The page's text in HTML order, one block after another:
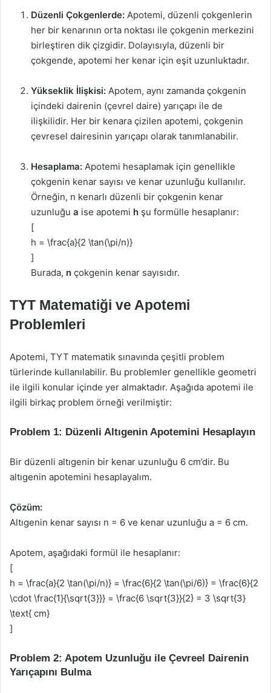
Düzenli Çokgenlerde: Apotemi, düzenli çokgenlerin
her bir kenarının orta noktası ile çokgenin merkezini
birleştiren dik çizgidir. Dolayısıyla, düzenli bir
çokgende, apotemi her kenar için eşit uzunluktadır.
Yükseklik İlişkisi: Apotem, aynı zamanda çokgenin
içindeki dairenin (çevrel daire) yarıçapı ile de
ilişkilidir. Her bir kenara çizilen apotemi, çokgenin
çevresel dairesinin yarıçapı olarak tanımlanabilir.
Hesaplama: Apotemi hesaplamak için genellikle
çokgenin kenar sayısı ve kenar uzunluğu kullanılır.
Örneğin, n kenarlı düzenli bir çokgenin kenar
uzunluğu a ise apotemi h şu formülle hesaplanır:
[
h = \frac{a}{2 \tan(\pi/n)}
]
Burada, n çokgenin kenar sayısıdır.
TYT Matematiği ve Apotemi
Problemleri
Apotemi, TYT matematik sınavında çeşitli problem
türlerinde kullanılabilir. Bu problemler genellikle geometri
ile ilgili konular içinde yer almaktadır. Aşağıda apotemi ile
ilgili birkaç problem örneği verilmiştir:
Problem 1: Düzenli Altıgenin Apotemini Hesaplayın
Bir düzenli altıgenin bir kenar uzunluğu 6 cm’dir. Bu
altıgenin apotemini hesaplayalım.
Çözüm:
Altıgenin kenar sayısı n = 6 ve kenar uzunluğu a = 6 cm.
Apotem, aşağıdaki formül ile hesaplanır:
[
h = \frac{a}{2 \tan(\pi/n)} = \frac{6}{2 \tan(\pi/6)} = \frac{6}{2
\cdot \frac{1}{\sqrt{3}}} = \frac{6 \sqrt{3}}{2} = 3 \sqrt{3}
\text{ cm}
]
Problem 2: Apotem Uzunluğu ile Çevreel Dairenin
Yarıçapını Bulma